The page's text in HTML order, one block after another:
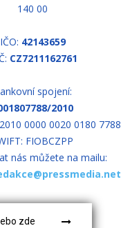
140 00
IČO: 42143659
CZ7211162761
spojení:
2010
0000 0020 0180 7788
FIOBCZPP
nás můžete na mailu:
zde